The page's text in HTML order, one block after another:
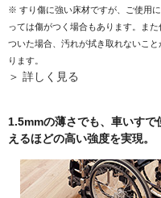
※ すり傷に強い床材ですが、ご使用に
っては傷がつく場合もあります。また
ついた場合、汚れが拭き取れないこと
ります。
＞ 詳しく見る
1.5mmの薄さでも、車いすで
えるほどの高い強度を実現。